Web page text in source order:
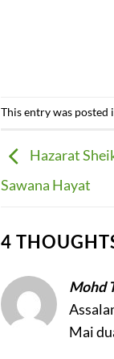
This entry was posted
Hazarat
Sawana Hayat
4
Mohd
Mai